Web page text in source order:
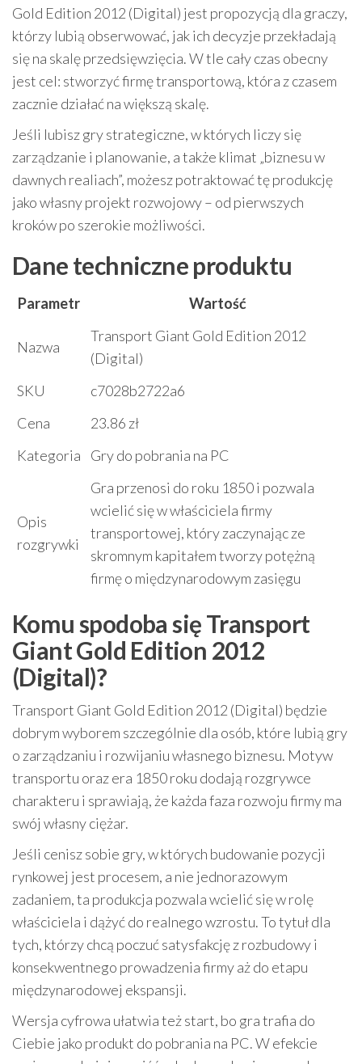
Gold Edition 2012 (Digital) jest propozycją dla graczy,
którzy lubią obserwować, jak ich decyzje przekładają
się na skalę przedsięwzięcia. W tle cały czas obecny
jest cel: stworzyć firmę transportową, która z czasem
zacznie działać na większą skalę.
Jeśli lubisz gry strategiczne, w których liczy się
zarządzanie i planowanie, a także klimat „biznesu w
dawnych realiach”, możesz potraktować tę produkcję
jako własny projekt rozwojowy – od pierwszych
kroków po szerokie możliwości.
Dane techniczne produktu
Parametr Wartość
Nazwa
Transport Giant Gold Edition 2012
(Digital)
SKU
c7028b2722a6
Cena
23.86 zł
Kategoria
Gry do pobrania na PC
Opis
rozgrywki
Gra przenosi do roku 1850 i pozwala
wcielić się w właściciela firmy
transportowej, który zaczynając ze
skromnym kapitałem tworzy potężną
firmę o międzynarodowym zasięgu
Komu spodoba się Transport
Giant Gold Edition 2012
(Digital)?
Transport Giant Gold Edition 2012 (Digital) będzie
dobrym wyborem szczególnie dla osób, które lubią gry
o zarządzaniu i rozwijaniu własnego biznesu. Motyw
transportu oraz era 1850 roku dodają rozgrywce
charakteru i sprawiają, że każda faza rozwoju firmy ma
swój własny ciężar.
Jeśli cenisz sobie gry, w których budowanie pozycji
rynkowej jest procesem, a nie jednorazowym
zadaniem, ta produkcja pozwala wcielić się w rolę
właściciela i dążyć do realnego wzrostu. To tytuł dla
tych, którzy chcą poczuć satysfakcję z rozbudowy i
konsekwentnego prowadzenia firmy aż do etapu
międzynarodowej ekspansji.
Wersja cyfrowa ułatwia też start, bo gra trafia do
Ciebie jako produkt do pobrania na PC. W efekcie